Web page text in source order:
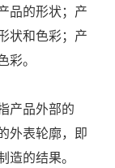
品的形状；产
状和色彩；产
。
产品外部的
外表轮廓，即
的结果。